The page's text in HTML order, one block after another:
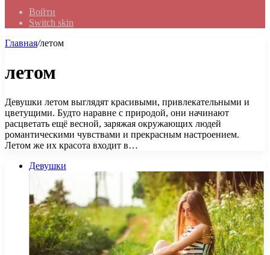
Войти
Switch skin
Главная/летом
летом
Девушки летом выглядят красивыми, привлекательными и
цветущими. Будто наравне с природой, они начинают
расцветать ещё весной, заряжая окружающих людей
романтическими чувствами и прекрасным настроением.
Летом же их красота входит в…
Девушки